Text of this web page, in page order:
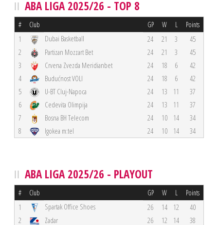
ABA LIGA 2025/26 - TOP 8
# Club GP W L Points
1 Dubai Basketball 24 21 3
45
2
Partizan Mozzart Bet 24 21 3
45
3
Crvena Zvezda Meridianbet 24 18 6
42
4
Budućnost VOLI 24 18 6
42
5
U-BT Cluj-Napoca 24 13 11
37
6
Cedevita Olimpija 24 13 11
37
7
Bosna BH Telecom 24 10 14
34
8
Igokea m:tel 24 10 14 34
ABA LIGA 2025/26 - PLAYOUT
# Club GP W L Points
1 Spartak Office Shoes 26 14 12
40
2
Zadar 26 12 14 38